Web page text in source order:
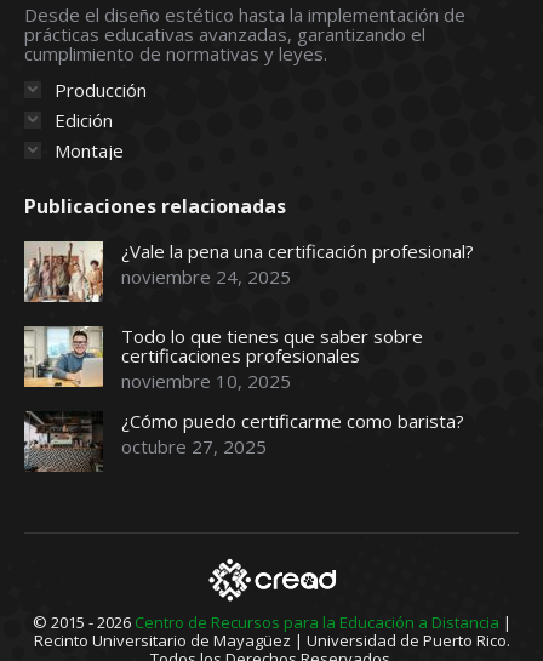
new
window
new
window
new
window
new
window
new
window
Desde el diseño estético hasta la implementación de
prácticas educativas avanzadas, garantizando el
cumplimiento de normativas y leyes.
Producción
Edición
Montaje
Publicaciones relacionadas
¿Vale la pena una certificación profesional?
noviembre 24, 2025
Todo lo que tienes que saber sobre
certificaciones profesionales
noviembre 10, 2025
¿Cómo puedo certificarme como barista?
octubre 27, 2025
© 2015 - 2026 Centro de Recursos para la Educación a Distancia |
Recinto Universitario de Mayagüez | Universidad de Puerto Rico.